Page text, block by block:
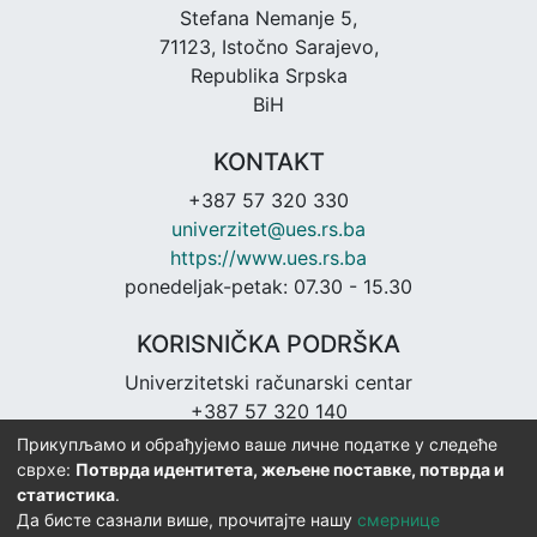
Stefana Nemanje 5,
71123, Istočno Sarajevo,
Republika Srpska
BiH
KONTAKT
+387 57 320 330
univerzitet@ues.rs.ba
https://www.ues.rs.ba
ponedeljak-petak: 07.30 - 15.30
KORISNIČKA PODRŠKA
Univerzitetski računarski centar
+387 57 320 140
urc@ues.rs.ba
https://urc.ues.rs.ba
Прикупљамо и обрађујемо ваше личне податке у следеће
сврхе: Потврда идентитета, жељене поставке, потврда и
статистика.
Да бисте сазнали више, прочитајте нашу смернице